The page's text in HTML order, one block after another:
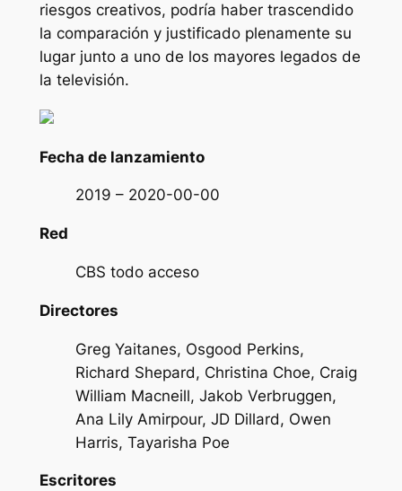
riesgos creativos, podría haber trascendido
la comparación y justificado plenamente su
lugar junto a uno de los mayores legados de
la televisión.
Fecha de lanzamiento
2019 – 2020-00-00
Red
CBS todo acceso
Directores
Greg Yaitanes, Osgood Perkins,
Richard Shepard, Christina Choe, Craig
William Macneill, Jakob Verbruggen,
Ana Lily Amirpour, JD Dillard, Owen
Harris, Tayarisha Poe
Escritores